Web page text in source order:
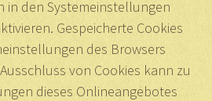
in den Systemeinstellungen
Gespeicherte Cookies
des Browsers
von Cookies kann zu
dieses Onlineangebotes